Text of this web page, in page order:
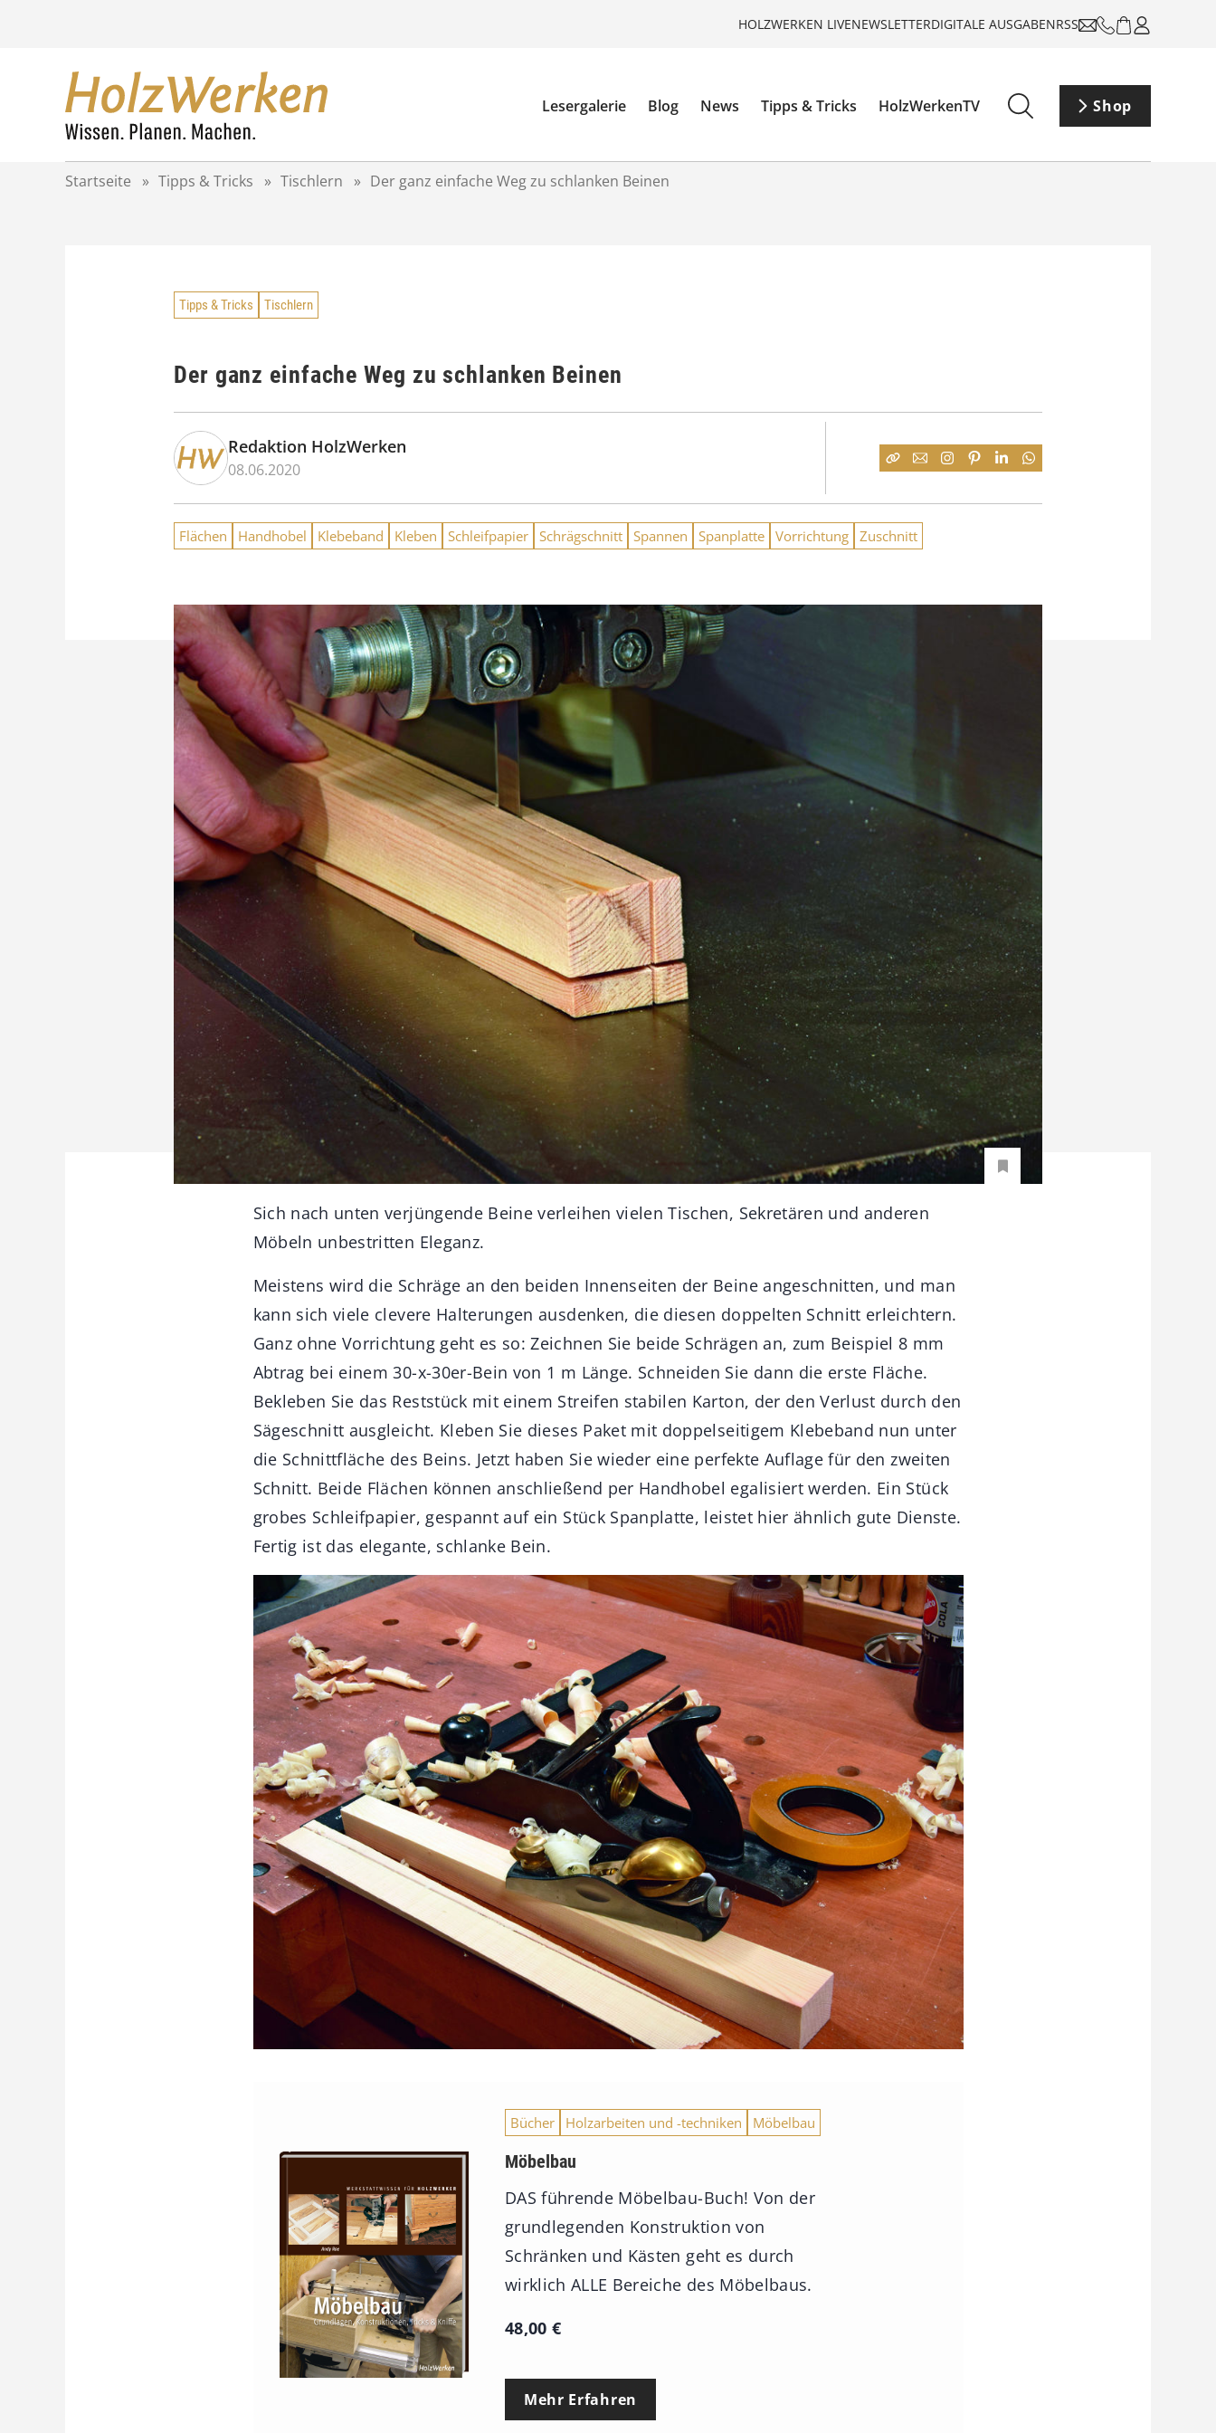
HOLZWERKEN LIVENEWSLETTERDIGITALE AUSGABENRSS
Lesergalerie Blog News Tipps & Tricks HolzWerkenTV Shop
Startseite » Tipps & Tricks » Tischlern » Der ganz einfache Weg zu schlanken Beinen
Tipps & Tricks Tischlern
Der ganz einfache Weg zu schlanken Beinen
Redaktion HolzWerken
08.06.2020
Flächen Handhobel Klebeband Kleben Schleifpapier Schrägschnitt Spannen Spanplatte Vorrichtung Zuschnitt
Sich nach unten verjüngende Beine verleihen vielen Tischen, Sekretären und anderen
Möbeln unbestritten Eleganz.
Meistens wird die Schräge an den beiden Innenseiten der Beine angeschnitten, und man
kann sich viele clevere Halterungen ausdenken, die diesen doppelten Schnitt erleichtern.
Ganz ohne Vorrichtung geht es so: Zeichnen Sie beide Schrägen an, zum Beispiel 8 mm
Abtrag bei einem 30-x-30er-Bein von 1 m Länge. Schneiden Sie dann die erste Fläche.
Bekleben Sie das Reststück mit einem Streifen stabilen Karton, der den Verlust durch den
Sägeschnitt ausgleicht. Kleben Sie dieses Paket mit doppelseitigem Klebeband nun unter
die Schnittfläche des Beins. Jetzt haben Sie wieder eine perfekte Auflage für den zweiten
Schnitt. Beide Flächen können anschließend per Handhobel egalisiert werden. Ein Stück
grobes Schleifpapier, gespannt auf ein Stück Spanplatte, leistet hier ähnlich gute Dienste.
Fertig ist das elegante, schlanke Bein.
Bücher Holzarbeiten und -techniken Möbelbau
Möbelbau
DAS führende Möbelbau-Buch! Von der
grundlegenden Konstruktion von
Schränken und Kästen geht es durch
wirklich ALLE Bereiche des Möbelbaus.
48,00 €
Mehr Erfahren